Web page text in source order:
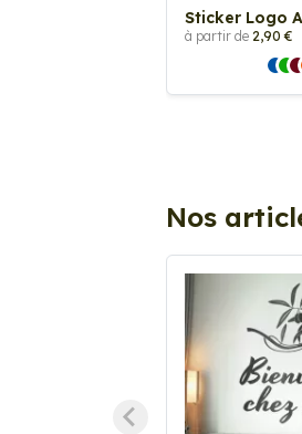
Sticker Logo
à partir de 2,90 €
Nos